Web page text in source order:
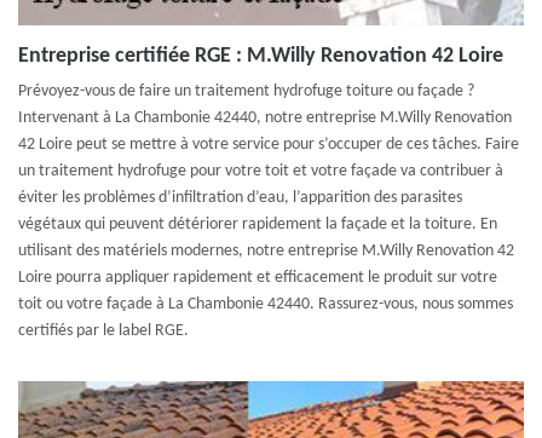
Entreprise certifiée RGE : M.Willy Renovation 42 Loire
Prévoyez-vous de faire un traitement hydrofuge toiture ou façade ?
Intervenant à La Chambonie 42440, notre entreprise M.Willy Renovation
42 Loire peut se mettre à votre service pour s’occuper de ces tâches. Faire
un traitement hydrofuge pour votre toit et votre façade va contribuer à
éviter les problèmes d’infiltration d’eau, l’apparition des parasites
végétaux qui peuvent détériorer rapidement la façade et la toiture. En
utilisant des matériels modernes, notre entreprise M.Willy Renovation 42
Loire pourra appliquer rapidement et efficacement le produit sur votre
toit ou votre façade à La Chambonie 42440. Rassurez-vous, nous sommes
certifiés par le label RGE.